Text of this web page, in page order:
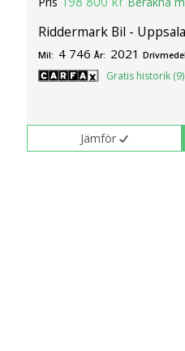
Riddermark Bil - Uppsala
Mil: 4 746 År: 2021
Gratis historik (9)
Jämför